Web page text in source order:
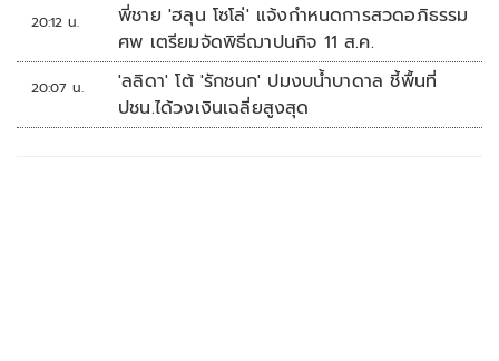
20:12 น.
พี่ชาย 'ฮลุน โซโล่' แจ้งกำหนดการสวดอภิธรรม
ศพ เตรียมจัดพิธีฌาปนกิจ 11 ส.ค.
20:07 น.
'ลลิดา' โต้ 'รักชนก' ปมงบน้ำบาดาล ชี้พื้นที่
ปชน.ได้วงเงินเฉลี่ยสูงสุด